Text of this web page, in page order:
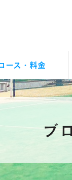
ース・料金
ブ